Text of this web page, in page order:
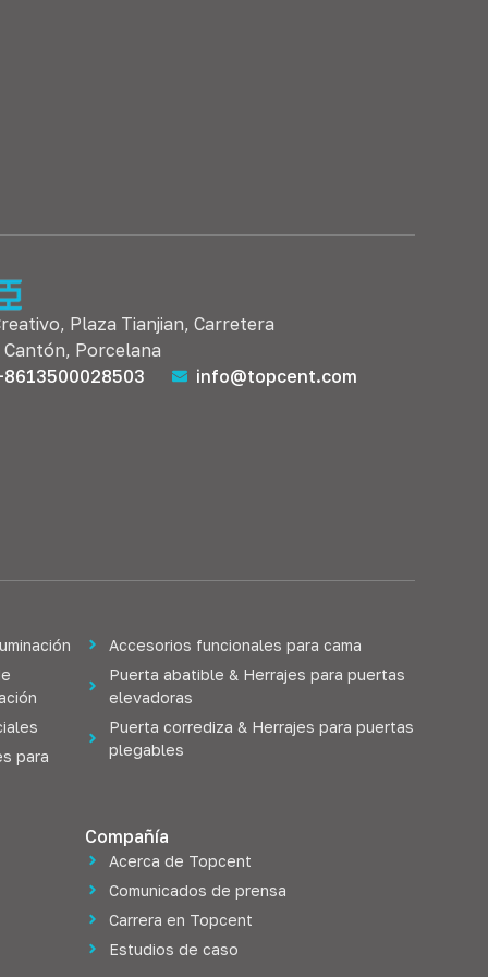
Plaza Tianjian, Carretera
Porcelana
info@topcent.com
para
Accesorios funcionales para cama
Puerta abatible & Herrajes para puertas
elevadoras
Puerta corrediza & Herrajes para puertas
plegables
Compañía
Acerca de Topcent
Comunicados de prensa
Carrera en Topcent
Estudios de caso